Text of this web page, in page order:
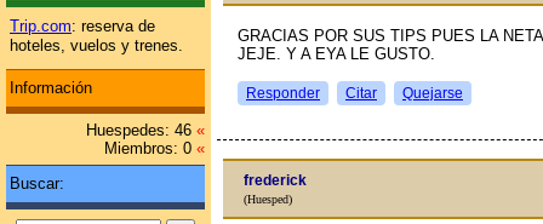
Trip.com: reserva de
hoteles, vuelos y trenes.
Información
Huespedes: 46 «
Miembros: 0 «
Buscar:
GRACIAS POR SUS TIPS PUES LA
JEJE. Y A EYA LE GUSTO.
Responder Citar Quejarse
frederick
(Huesped)